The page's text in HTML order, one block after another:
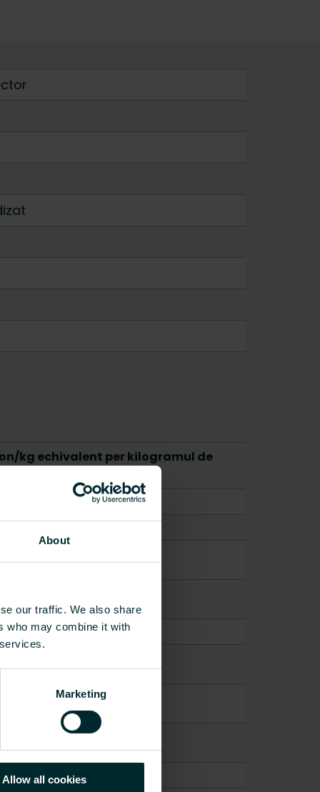
About
our traffic. We also share
who may combine it with
Marketing
Allow all cookies
kg echivalent per kilogramul de